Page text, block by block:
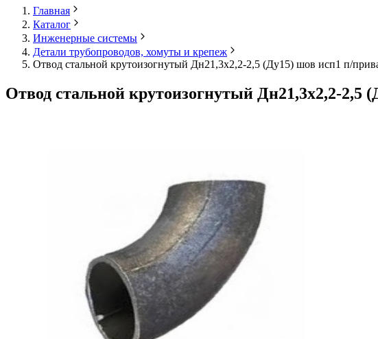
Главная
Каталог
Инженерные системы
Детали трубопроводов, хомуты и крепеж
Отвод стальной крутоизогнутый Дн21,3х2,2-2,5 (Ду15) шов исп1 п/
Отвод стальной крутоизогнутый Дн21,3х2,2-2,5